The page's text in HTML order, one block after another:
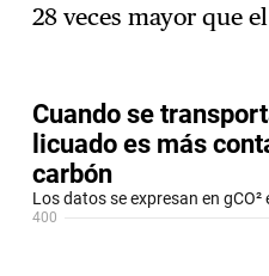
28 veces mayor que